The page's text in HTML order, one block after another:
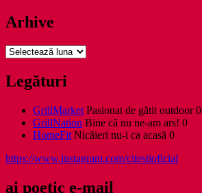
Arhive
Arhive
Legături
GrillMarket Pasionat de gătit outdoor 0
GrillNation Bine că nu ne-am ars! 0
HomeFit Nicăieri nu-i ca acasă 0
https://www.instagram.com/citestioficial
ai poetic e-mail